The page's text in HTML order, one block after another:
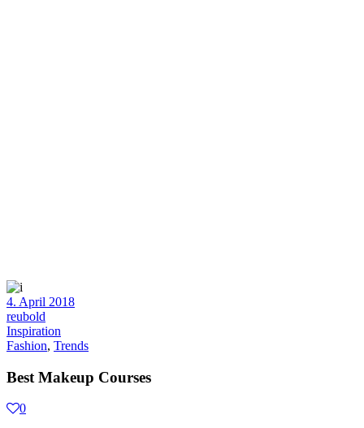
4. April 2018
reubold
Inspiration
Fashion, Trends
Best Makeup Courses
0